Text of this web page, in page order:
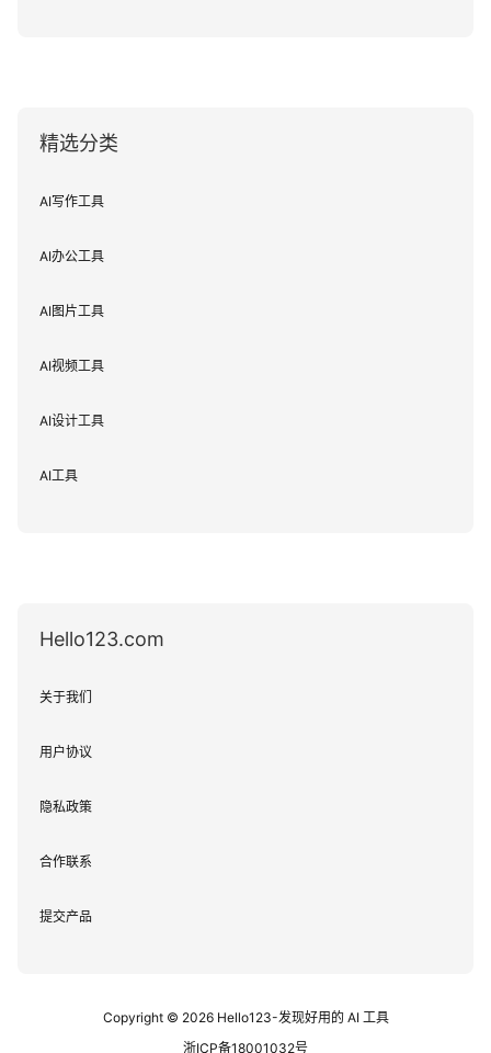
精选分类
AI写作工具
AI办公工具
AI图片工具
AI视频工具
AI设计工具
AI工具
Hello123.com
关于我们
用户协议
隐私政策
合作联系
提交产品
Copyright © 2026Hello123-发现好用的 AI 工具
浙ICP备18001032号